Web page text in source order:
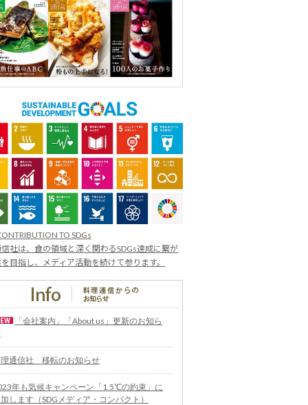
TO SDGs
社は、食の領域と深く関わるSDGs達成に繋が
目指し、メディア活動を続けて参ります。
「会社案内」「About us」更新のお知ら
通信社 移転のお知らせ
年も気候キャンペーン「1.5℃の約束」に
します（SDGメディア・コンパクト）